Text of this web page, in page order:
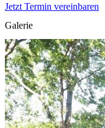
Jetzt Termin vereinbaren
Galerie